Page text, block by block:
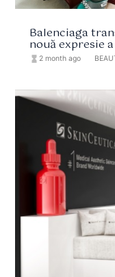
Balenciaga
nouă expresie
hourglass_full 2 month ago